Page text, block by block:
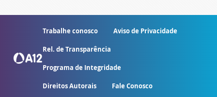
Trabalhe conosco Aviso de Privacidade
Rel. de Transparência
Programa de Integridade
Direitos Autorais Fale Conosco